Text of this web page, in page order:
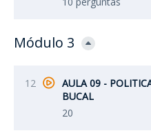
Módulo 3
12
AULA 09 -
BUCAL
20